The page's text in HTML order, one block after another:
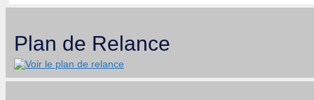
Plan de Relance